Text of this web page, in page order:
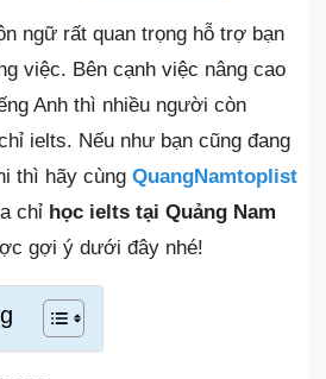
ngữ rất quan trọng hỗ trợ bạn
việc. Bên cạnh việc nâng cao
Anh thì nhiều người còn
ielts. Nếu như bạn cũng đang
thì hãy cùng QuangNamtoplist
chỉ học ielts tại Quảng Nam
gợi ý dưới đây nhé!